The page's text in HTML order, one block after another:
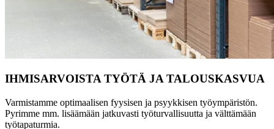
IHMISARVOISTA TYÖTÄ JA TALOUSKASVUA
Varmistamme optimaalisen fyysisen ja psyykkisen työympäristön.
Pyrimme mm. lisäämään jatkuvasti työturvallisuutta ja välttämään
työtapaturmia.